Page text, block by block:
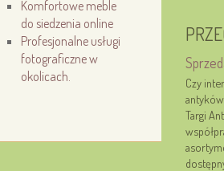
Komfortowe meble
do siedzenia online
Profesjonalne usługi
fotograficzne w
okolicach.
Czy
Targi